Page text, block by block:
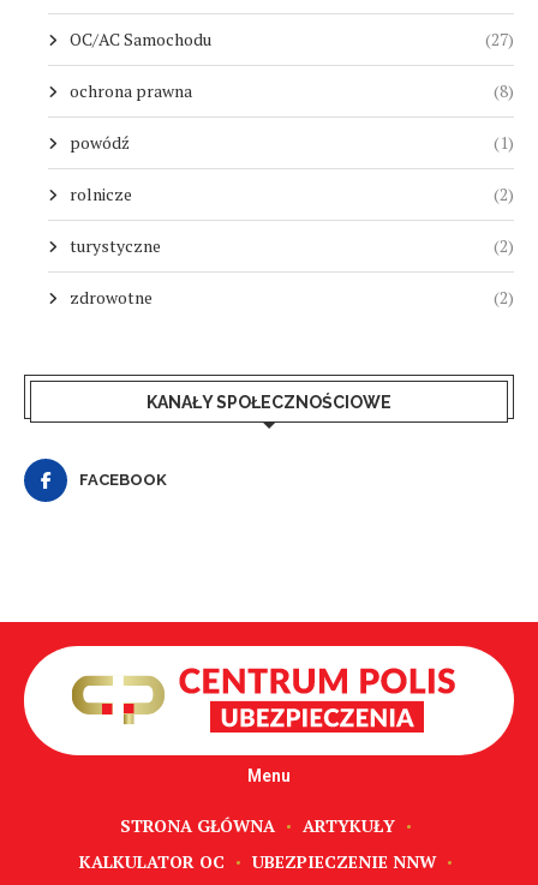
OC/AC Samochodu (27)
ochrona prawna (8)
powódź (1)
rolnicze (2)
turystyczne (2)
zdrowotne (2)
KANAŁY SPOŁECZNOŚCIOWE
FACEBOOK
Menu
STRONA GŁÓWNA
ARTYKUŁY
KALKULATOR OC
UBEZPIECZENIE NNW